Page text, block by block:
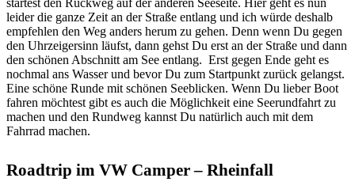
startest den Rückweg auf der anderen Seeseite. Hier geht es nun
leider die ganze Zeit an der Straße entlang und ich würde deshalb
empfehlen den Weg anders herum zu gehen. Denn wenn Du gegen
den Uhrzeigersinn läufst, dann gehst Du erst an der Straße und dann
den schönen Abschnitt am See entlang. Erst gegen Ende geht es
nochmal ans Wasser und bevor Du zum Startpunkt zurück gelangst.
Eine schöne Runde mit schönen Seeblicken. Wenn Du lieber Boot
fahren möchtest gibt es auch die Möglichkeit eine Seerundfahrt zu
machen und den Rundweg kannst Du natürlich auch mit dem
Fahrrad machen.
Roadtrip im VW Camper – Rheinfall